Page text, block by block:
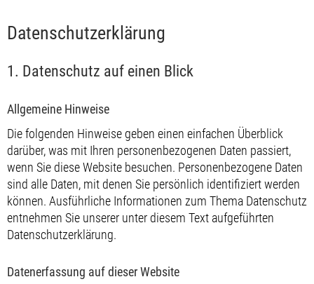
Datenschutz­erklärung
1. Datenschutz auf einen Blick
Allgemeine Hinweise
Die folgenden Hinweise geben einen einfachen Überblick
darüber, was mit Ihren personenbezogenen Daten passiert,
wenn Sie diese Website besuchen. Personenbezogene Daten
sind alle Daten, mit denen Sie persönlich identifiziert werden
können. Ausführliche Informationen zum Thema Datenschutz
entnehmen Sie unserer unter diesem Text aufgeführten
Datenschutzerklärung.
Datenerfassung auf dieser Website